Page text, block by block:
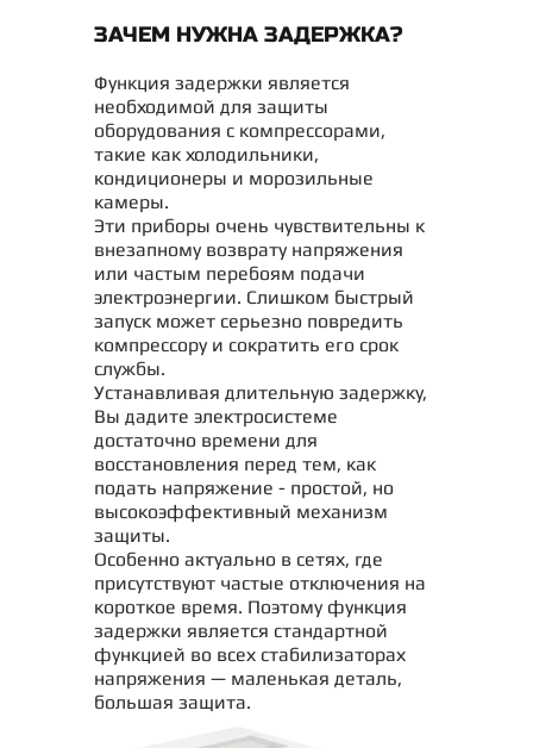
ЗАЧЕМ НУЖНА ЗАДЕРЖКА?
Функция задержки является
необходимой для защиты
оборудования с компрессорами,
такие как холодильники,
кондиционеры и морозильные
камеры.
Эти приборы очень чувствительны к
внезапному возврату напряжения
или частым перебоям подачи
электроэнергии. Слишком быстрый
запуск может серьезно повредить
компрессору и сократить его срок
службы.
Устанавливая длительную задержку,
Вы дадите электросистеме
достаточно времени для
восстановления перед тем, как
подать напряжение - простой, но
высокоэффективный механизм
защиты.
Особенно актуально в сетях, где
присутствуют частые отключения на
короткое время. Поэтому функция
задержки является стандартной
функцией во всех стабилизаторах
напряжения — маленькая деталь,
большая защита.